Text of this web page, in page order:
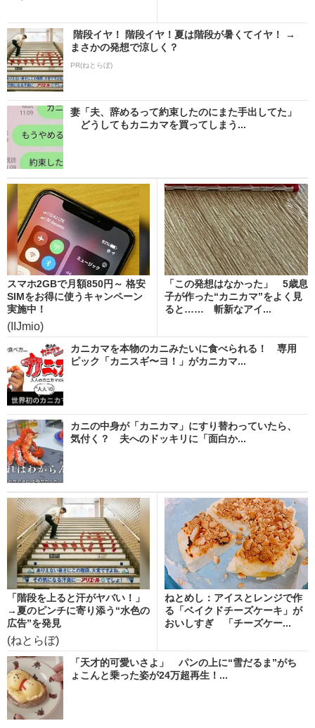
階段イヤ！ 階段イヤ！夏は階段が暑くてイヤ！ →
まさかの発想で涼しく？
PR(ねとらぼ)
妻「夫、辞めるって約束したのにまた手出してた」
どうしてもカニカマを買ってしまう...
スマホ2GBで月額850円～ 格安
SIMをお得に使うキャンペーン
実施中！
(IIJmio)
「この発想はなかった」 5歳息
子が作った“カニカマ”をよく見
ると…… 斬新なアイ...
カニカマを本物のカニみたいに食べられる！ 専用
ピック「カニスギ〜ヨ！」がカニカマ...
カニの中身が「カニカマ」にすり替わっていたら、
気付く？ 夫へのドッキリに「面白か...
「階段を上ると汗がヤバい！」
→夏のピンチに寄り添う“水色の
広告”を発見
(ねとらぼ)
ねとめし：アイスとレンジで作
る「ベイクドチーズケーキ」が
おいしすぎ 「チーズケー...
「天才的可愛いさよ」 パンの上に“雪だるま”がち
ょこんと乗った姿が24万超再生！...